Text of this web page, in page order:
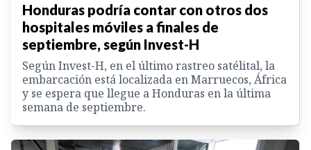
Honduras podría contar con otros dos
hospitales móviles a finales de
septiembre, según Invest-H
Según Invest-H, en el último rastreo satélital, la
embarcación está localizada en Marruecos, África
y se espera que llegue a Honduras en la última
semana de septiembre.